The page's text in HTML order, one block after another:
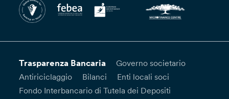
Trasparenza Bancaria
Governo societario
Antiriciclaggio
Bilanci
Enti locali soci
Fondo Interbancario di Tutela dei Depositi